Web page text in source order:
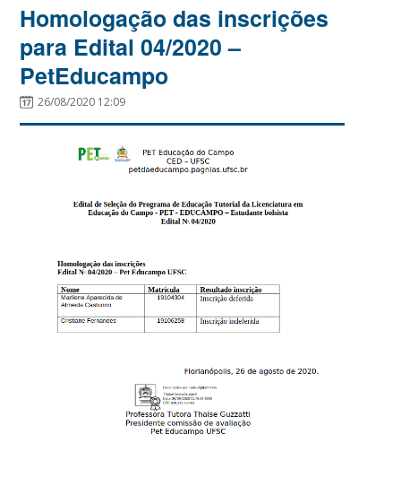
Homologação das inscrições
para Edital 04/2020 –
PetEducampo
26/08/2020 12:09